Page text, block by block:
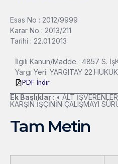
Esas No : 2012/9999
Karar No : 2013/211
Tarihi : 22.01.2013
İlgili Kanun/Madde : 4857 S.
Yargı Yeri: YARGITAY
PDF İndir
Ek Başlıklar : • ALT
KARŞIN İŞÇİNİN ÇALIŞMAYI
Tam Metin